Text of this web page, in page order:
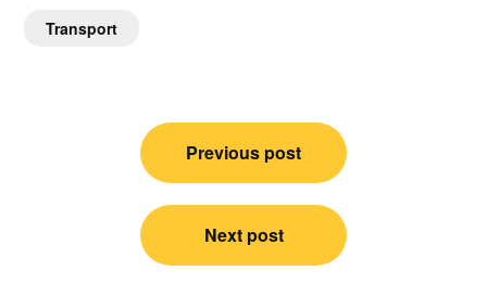
Transport
Nawigacja
Previous post
Next post